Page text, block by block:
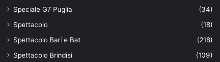
Speciale G7 Puglia
(34)
Spettacolo
(18)
Spettacolo Bari e Bat
(218)
Spettacolo Brindisi
(109)